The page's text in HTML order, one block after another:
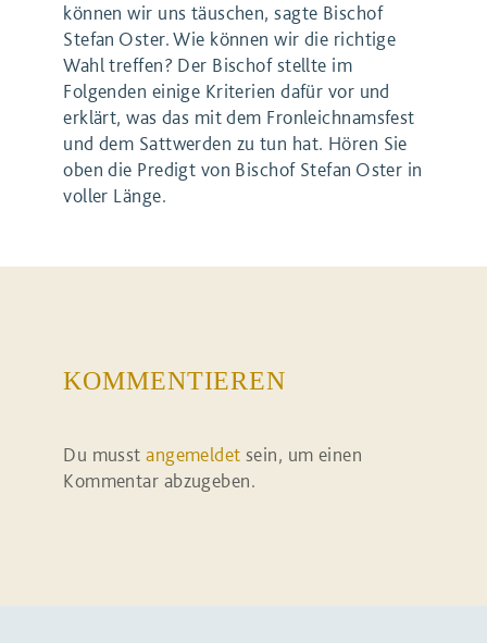
können wir uns täuschen, sagte Bischof
Stefan Oster. Wie können wir die richtige
Wahl treffen? Der Bischof stellte im
Folgenden einige Kriterien dafür vor und
erklärt, was das mit dem Fronleichnamsfest
und dem Sattwerden zu tun hat. Hören Sie
oben die Predigt von Bischof Stefan Oster in
voller Länge.
KOMMENTIEREN
Du musstangemeldet sein, um einen
Kommentar abzugeben.